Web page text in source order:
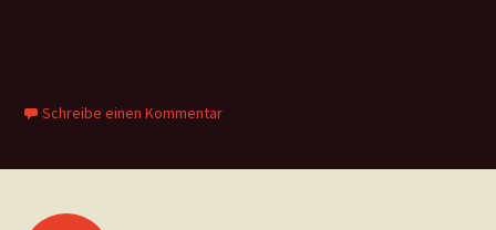
Schreibe einen Kommentar